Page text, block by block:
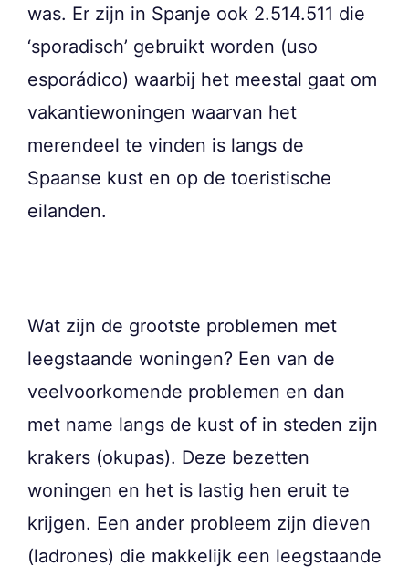
was. Er zijn in Spanje ook 2.514.511 die
‘sporadisch’ gebruikt worden (uso
esporádico) waarbij het meestal gaat om
vakantiewoningen waarvan het
merendeel te vinden is langs de
Spaanse kust en op de toeristische
eilanden.
Wat zijn de grootste problemen met
leegstaande woningen? Een van de
veelvoorkomende problemen en dan
met name langs de kust of in steden zijn
krakers (okupas). Deze bezetten
woningen en het is lastig hen eruit te
krijgen. Een ander probleem zijn dieven
(ladrones) die makkelijk een leegstaande